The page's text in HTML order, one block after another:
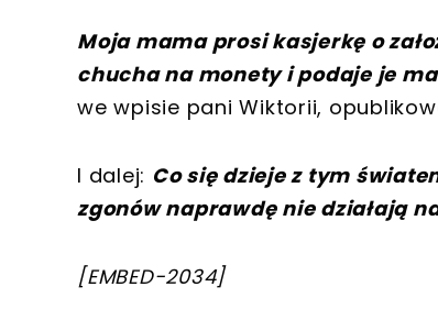
Moja mama prosi kasjerkę o
chucha na monety i podaje je
we wpisie pani Wiktorii,
I dalej: Co się dzieje z tym
zgonów naprawdę nie działają
[EMBED-2034]